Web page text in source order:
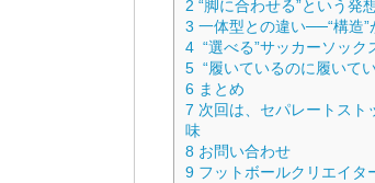
2 “脚に合わせる”という発
3 一体型との違い──“構造”
4 “選べる”サッカーソッ
5 “履いているのに履いて
6 まとめ
7 次回は、セパレートスト
味
8 お問い合わせ
9 フットボールクリエイ